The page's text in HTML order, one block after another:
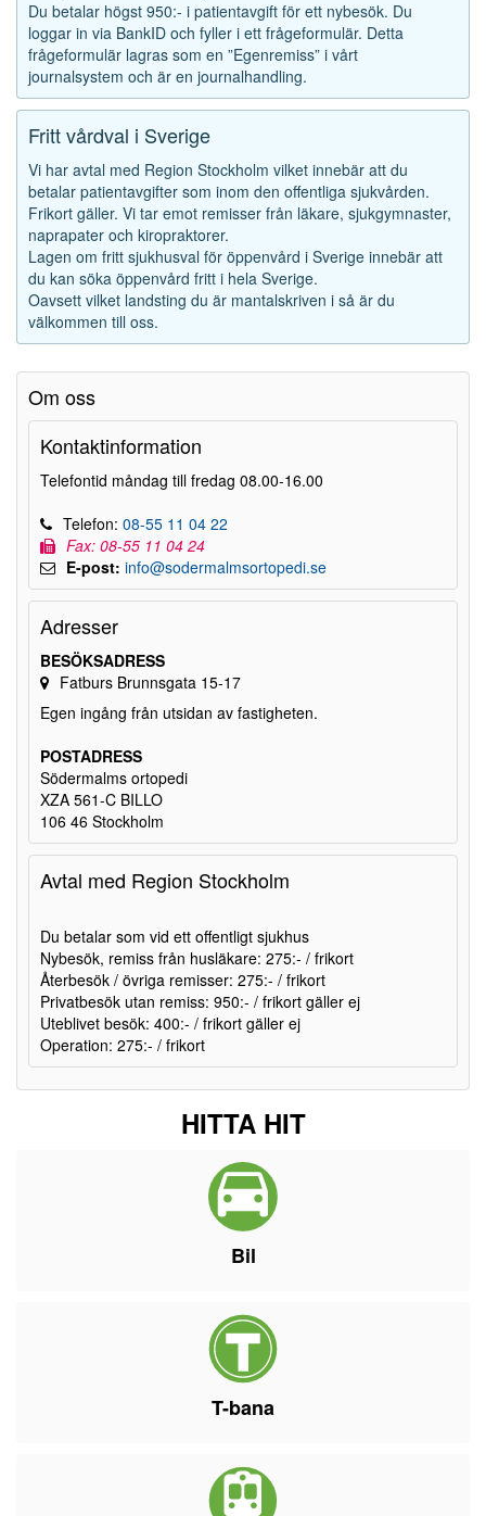
Du betalar högst 950:- i patientavgift för ett nybesök. Du
loggar in via BankID och fyller i ett frågeformulär. Detta
frågeformulär lagras som en ”Egenremiss” i vårt
journalsystem och är en journalhandling.
Fritt vårdval i Sverige
Vi har avtal med Region Stockholm vilket innebär att du
betalar patientavgifter som inom den offentliga sjukvården.
Frikort gäller. Vi tar emot remisser från läkare, sjukgymnaster,
naprapater och kiropraktorer.
Lagen om fritt sjukhusval för öppenvård i Sverige innebär att
du kan söka öppenvård fritt i hela Sverige.
Oavsett vilket landsting du är mantalskriven i så är du
välkommen till oss.
Om oss
Kontaktinformation
Telefontid måndag till fredag 08.00-16.00
Telefon: 08-55 11 04 22
Fax: 08-55 11 04 24
E-post: info@sodermalmsortopedi.se
Adresser
BESÖKSADRESS
Fatburs Brunnsgata 15-17
Egen ingång från utsidan av fastigheten.
POSTADRESS
Södermalms ortopedi
XZA 561-C BILLO
106 46 Stockholm
Avtal med Region Stockholm
Du betalar som vid ett offentligt sjukhus
Nybesök, remiss från husläkare: 275:- / frikort
Återbesök / övriga remisser: 275:- / frikort
Privatbesök utan remiss: 950:- / frikort gäller ej
Uteblivet besök: 400:- / frikort gäller ej
Operation: 275:- / frikort
HITTA HIT
Bil
T-bana